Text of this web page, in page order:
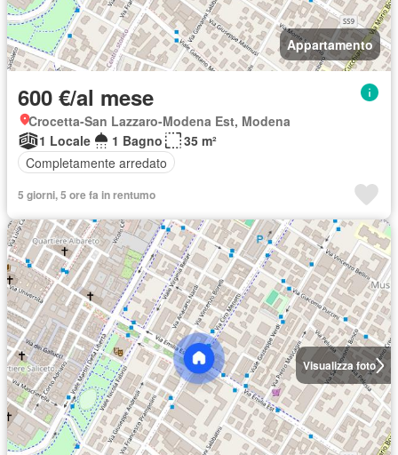
Appartamento
600 €/al mese
Crocetta-San Lazzaro-Modena Est, Modena
1 Locale
1 Bagno
35 m²
Completamente arredato
5 giorni, 5 ore fa in rentumo
Visualizza foto